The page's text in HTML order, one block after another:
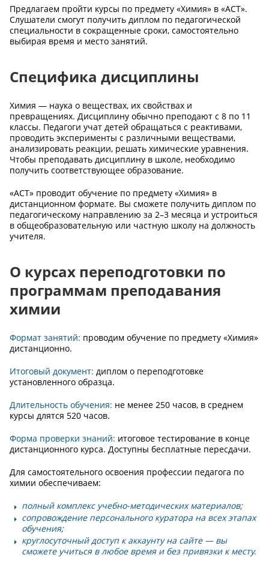
Предлагаем пройти курсы по предмету «Химия» в «АСТ».
Слушатели смогут получить диплом по педагогической
специальности в сокращенные сроки, самостоятельно
выбирая время и место занятий.
Специфика дисциплины
Химия — наука о веществах, их свойствах и
превращениях. Дисциплину обычно преподают с 8 по 11
классы. Педагоги учат детей обращаться с реактивами,
проводить эксперименты с различными веществами,
анализировать реакции, решать химические уравнения.
Чтобы преподавать дисциплину в школе, необходимо
получить соответствующее образование.
«АСТ» проводит обучение по предмету «Химия» в
дистанционном формате. Вы сможете получить диплом по
педагогическому направлению за 2–3 месяца и устроиться
в общеобразовательную или частную школу на должность
учителя.
О курсах переподготовки по
программам преподавания
химии
Формат занятий: проводим обучение по предмету «Химия»
дистанционно.
Итоговый документ: диплом о переподготовке
установленного образца.
Длительность обучения: не менее 250 часов, в среднем
курсы длятся 520 часов.
Форма проверки знаний: итоговое тестирование в конце
дистанционного курса. Доступны бесплатные пересдачи.
Для самостоятельного освоения профессии педагога по
химии обеспечиваем:
полный комплекс учебно-методических материалов;
сопровождение персонального куратора на всех этапах
обучения;
круглосуточный доступ к аккаунту на сайте — вы
сможете учиться в любое время и без привязки к месту.